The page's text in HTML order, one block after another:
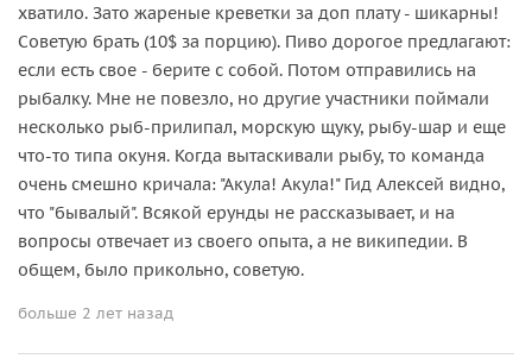
хватило. Зато жареные креветки за доп плату - шикарны!
Советую брать (10$ за порцию). Пиво дорогое предлагают:
если есть свое - берите с собой. Потом отправились на
рыбалку. Мне не повезло, но другие участники поймали
несколько рыб-прилипал, морскую щуку, рыбу-шар и еще
что-то типа окуня. Когда вытаскивали рыбу, то команда
очень смешно кричала: "Акула! Акула!" Гид Алексей видно,
что "бывалый". Всякой ерунды не рассказывает, и на
вопросы отвечает из своего опыта, а не википедии. В
общем, было прикольно, советую.
больше 2 лет назад